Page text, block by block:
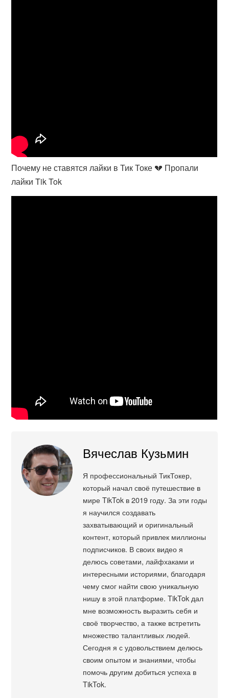
Почему не ставятся лайки в Тик Токе 💔 Пропали
лайки Tik Tok
Вячеслав Кузьмин
Я профессиональный ТикТокер,
который начал своё путешествие в
мире TikTok в 2019 году. За эти годы
я научился создавать
захватывающий и оригинальный
контент, который привлек миллионы
подписчиков. В своих видео я
делюсь советами, лайфхаками и
интересными историями, благодаря
чему смог найти свою уникальную
нишу в этой платформе. TikTok дал
мне возможность выразить себя и
своё творчество, а также встретить
множество талантливых людей.
Сегодня я с удовольствием делюсь
своим опытом и знаниями, чтобы
помочь другим добиться успеха в
TikTok.